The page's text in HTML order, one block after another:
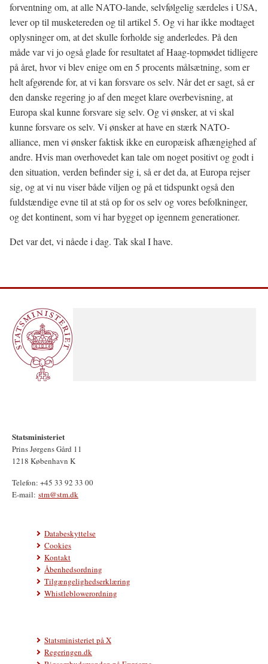
forventning om, at alle NATO-lande, selvfølgelig særdeles i USA,
lever op til musketereden og til artikel 5. Og vi har ikke modtaget
oplysninger om, at det skulle forholde sig anderledes. På den
måde var vi jo også glade for resultatet af Haag-topmødet tidligere
på året, hvor vi blev enige om en 5 procents målsætning, som er
helt afgørende for, at vi kan forsvare os selv. Når det er sagt, så er
den danske regering jo af den meget klare overbevisning, at
Europa skal kunne forsvare sig selv. Og vi ønsker, at vi skal
kunne forsvare os selv. Vi ønsker at have en stærk NATO-
alliance, men vi ønsker faktisk ikke en europæisk afhængighed af
andre. Hvis man overhovedet kan tale om noget positivt og godt i
den situation, verden befinder sig i, så er det da, at Europa rejser
sig, og at vi nu viser både viljen og på et tidspunkt også den
fuldstændige evne til at stå op for os selv og vores befolkninger,
og det kontinent, som vi har bygget op igennem generationer.
Det var det, vi nåede i dag. Tak skal I have.
Statsministeriet
Prins Jørgens Gård 11
1218 København K
Telefon: +45 33 92 33 00
E-mail: stm@stm.dk
Databeskyttelse
Cookies
Kontakt
Åbenhedsordning
Tilgængelighedserklæring
Whistleblowerordning
Statsministeriet på X
Regeringen.dk